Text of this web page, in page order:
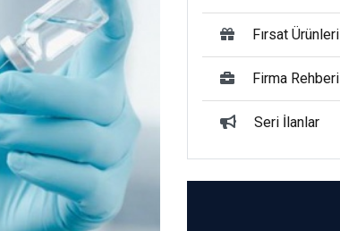
Fırsat Ürünleri
Firma Rehberi
Seri İlanlar